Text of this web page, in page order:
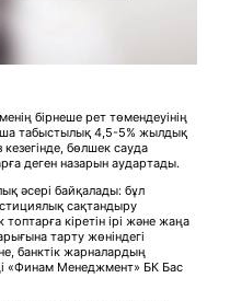
бірнеше рет төмендеуінің
табыстылық 4,5-5% жылдық
бөлшек сауда
деген назарын аудартады.
әсері байқалады: бұл
сақтандыру
кіретін ірі және жаңа
тарту жөніндегі
банктік жарналардың
«Финам Менеджмент» БК Бас